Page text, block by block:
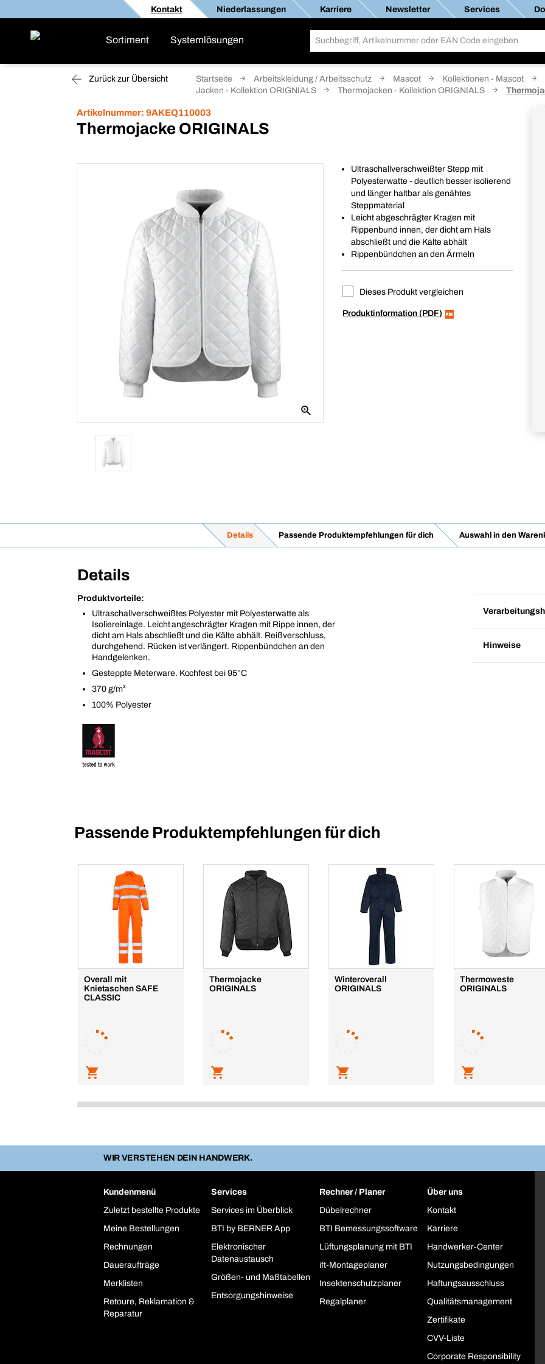
Kontakt Niederlassungen Karriere Newsletter Services
Sortiment Systemlösungen
Zurück zur Übersicht Startseite Arbeitskleidung / Arbeitsschutz Mascot Kollektionen - Mascot
Jacken - Kollektion ORIGNIALS
Thermojacken - Kollektion ORIGNIALS
Artikelnummer: 9AKEQ110003
Thermojacke ORIGINALS
Ultraschallverschweißter Stepp mit
Polyesterwatte - deutlich besser isolierend
und länger haltbar als genähtes
Steppmaterial
Leicht abgeschrägter Kragen mit
Rippenbund innen, der dicht am Hals
abschließt und die Kälte abhält
Rippenbündchen an den Ärmeln
Dieses Produkt vergleichen
Produktinformation (PDF)
Details Passende Produktempfehlungen für dich Auswahl in den
Details
Produktvorteile:
Ultraschallverschweißtes Polyester mit Polyesterwatte als
Isoliereinlage. Leicht angeschrägter Kragen mit Rippe innen, der
dicht am Hals abschließt und die Kälte abhält. Reißverschluss,
durchgehend. Rücken ist verlängert. Rippenbündchen an den
Handgelenken.
Gesteppte Meterware. Kochfest bei 95°C
370 g/m²
100% Polyester
Hinweise
Passende Produktempfehlungen für dich
Overall mit
Knietaschen SAFE
CLASSIC
Thermojacke
ORIGINALS
Winteroverall
ORIGINALS
Thermoweste
ORIGINALS
WIR VERSTEHEN DEIN HANDWERK.
Kundenmenü
Zuletzt bestellte Produkte
Meine Bestellungen
Rechnungen
Daueraufträge
Merklisten
Retoure, Reklamation &
Reparatur
Services
Services im Überblick
BTI by BERNER App
Elektronischer
Datenaustausch
Größen- und Maßtabellen
Entsorgungshinweise
Rechner / Planer
Dübelrechner
BTI Bemessungssoftware
Lüftungsplanung mit BTI
ift-Montageplaner
Insektenschutzplaner
Regalplaner
Über uns
Kontakt
Karriere
Handwerker-Center
Nutzungsbedingungen
Haftungsausschluss
Qualitätsmanagement
Zertifikate
CVV-Liste
Corporate Responsibility